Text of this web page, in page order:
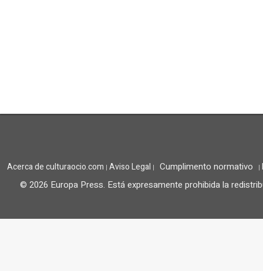
Acerca de culturaocio.com | Aviso Legal | Cumplimento normativo |
© 2026 Europa Press. Está expresamente prohibida la